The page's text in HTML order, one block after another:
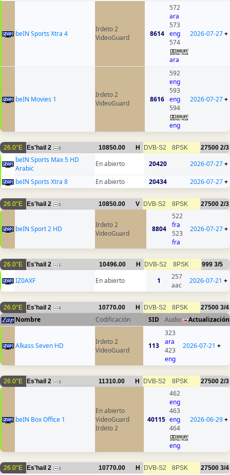
beIN Sports Xtra 4
Irdeto 2
VideoGuard
8614
572
ara
573
eng
574
ara
2026-07-27+
beIN Movies 1
Irdeto 2
VideoGuard
8616
592
eng
593
eng
594
eng
2026-07-27+
26.0°E Es'hail 2 8 10850.00 H DVB-S2 8PSK 27500 2/3
beIN Sports Max 5 HD
Arabic
En abierto 20420 2026-07-27+
beIN Sports Xtra 8 En abierto 20434 2026-07-27+
26.0°E Es'hail 2 6 10850.00 V DVB-S2 8PSK 27500 2/3
beIN Sport 2 HD
Irdeto 2
VideoGuard
8804
522
fra
523
fra
2026-07-27+
26.0°E Es'hail 2 1 10496.00 H DVB-S2 8PSK 999 3/5
IZ0AXF En abierto 1
257
aac
2026-07-21 +
26.0°E Es'hail 2 4 10770.00 H DVB-S2 8PSK 27500 3/4
Nombre Codificación SID Audio Actualización
Alkass Seven HD
Irdeto 2
VideoGuard
113
323
ara
423
eng
2026-07-21 +
26.0°E Es'hail 2 3 11310.00 H DVB-S2 8PSK 27500 2/3
beIN Box Office 1
En abierto
VideoGuard
Irdeto 2
40115
462
eng
463
eng
464
eng
2026-06-29+
26.0°E Es'hail 2 4 10770.00 H DVB-S2 8PSK 27500 3/4